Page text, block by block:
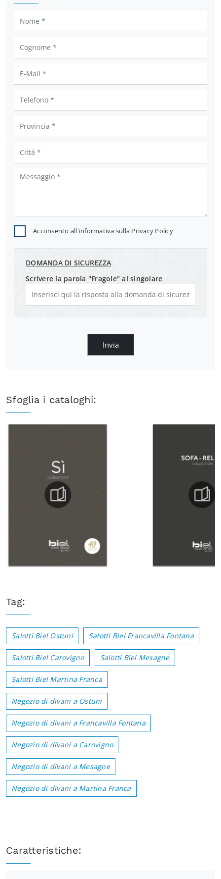
Acconsento all'informativa sulla Privacy Policy
DOMANDA DI SICUREZZA
Scrivere la parola "Fragole" al singolare
Invia
Sfoglia i cataloghi:
Tag:
Salotti Biel Ostuni Salotti Biel Francavilla Fontana
Salotti Biel Carovigno Salotti Biel Mesagne
Salotti Biel Martina Franca
Negozio di divani a Ostuni
Negozio di divani a Francavilla Fontana
Negozio di divani a Carovigno
Negozio di divani a Mesagne
Negozio di divani a Martina Franca
Caratteristiche: